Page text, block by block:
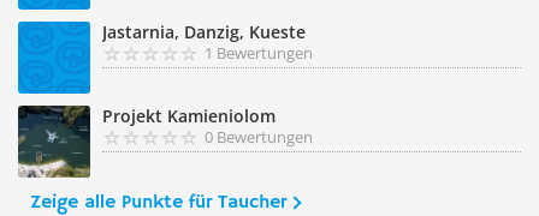
Jastarnia, Danzig, Kueste
1 Bewertungen
Projekt Kamieniolom
0 Bewertungen
Zeige alle Punkte für Taucher